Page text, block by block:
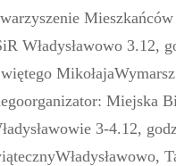
Mieszkańców
Władysławowo 3.12,
Miejska
3-4.12,